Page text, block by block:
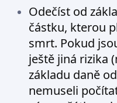
Odečíst od
částku, kterou
smrt. Pokud
ještě jiná rizika
základu daně
nemuseli